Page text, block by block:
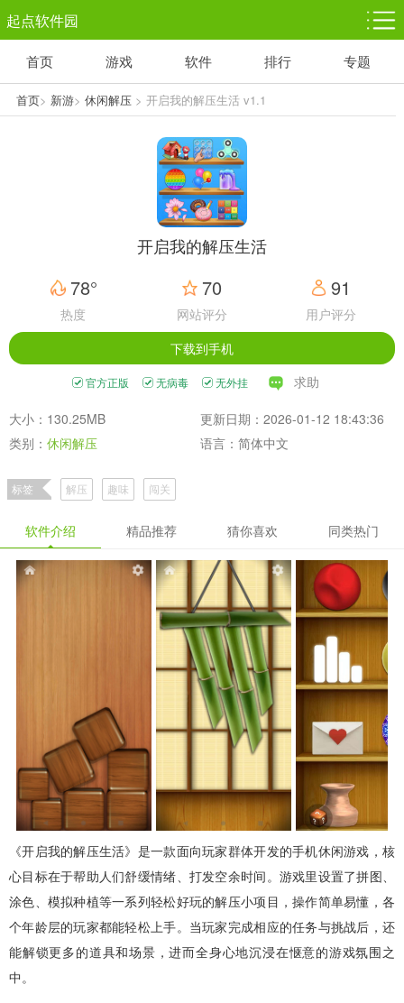
起点软件园
塔防游戏
1千+款游戏
休闲益智
1万+款游戏
体育竞技
5百+款游戏
赛车竞速
3百+款游戏
首页 游戏 软件 排行 专题
首页> 新游> 休闲解压> 开启我的解压生活 v1.1
开启我的解压生活
78°
热度
70
网站评分
91
用户评分
下载到手机
官方正版 无病毒 无外挂 求助
大小：130.25MB
更新日期：2026-01-12 18:43:36
类别： 休闲解压 语言：简体中文
标签 解压 趣味 闯关
软件介绍 精品推荐 猜你喜欢 同类热门
《开启我的解压生活》是一款面向玩家群体开发的手机休闲游戏，核
心目标在于帮助人们舒缓情绪、打发空余时间。游戏里设置了拼图、
涂色、模拟种植等一系列轻松好玩的解压小项目，操作简单易懂，各
个年龄层的玩家都能轻松上手。当玩家完成相应的任务与挑战后，还
能解锁更多的道具和场景，进而全身心地沉浸在惬意的游戏氛围之
中。